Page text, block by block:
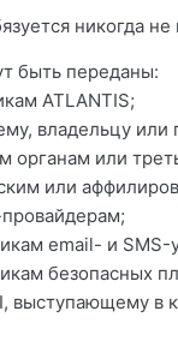
никогда
быть переданы:
ATLANTIS;
владельцу или
органам или
или
email- и SMS-
безопасных
выступающему в